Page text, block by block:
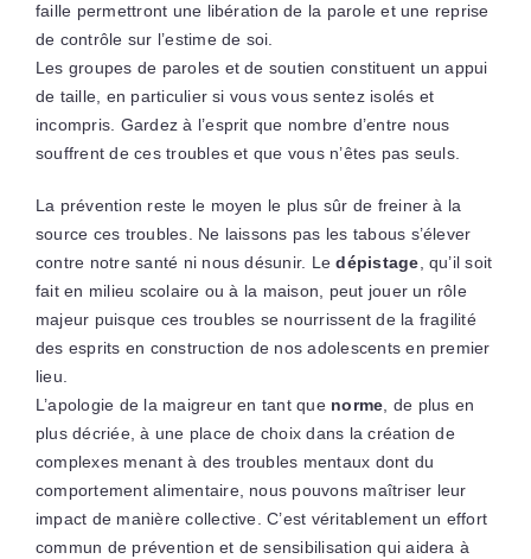
faille permettront une libération de la parole et une reprise
de contrôle sur l’estime de soi.
Les groupes de paroles et de soutien constituent un appui
de taille, en particulier si vous vous sentez isolés et
incompris. Gardez à l’esprit que nombre d’entre nous
souffrent de ces troubles et que vous n’êtes pas seuls.
La prévention reste le moyen le plus sûr de freiner à la
source ces troubles. Ne laissons pas les tabous s’élever
contre notre santé ni nous désunir. Ledépistage, qu’il soit
fait en milieu scolaire ou à la maison, peut jouer un rôle
majeur puisque ces troubles se nourrissent de la fragilité
des esprits en construction de nos adolescents en premier
lieu.
L’apologie de la maigreur en tant quenorme, de plus en
plus décriée, à une place de choix dans la création de
complexes menant à des troubles mentaux dont du
comportement alimentaire, nous pouvons maîtriser leur
impact de manière collective. C’est véritablement un effort
commun de prévention et de sensibilisation qui aidera à